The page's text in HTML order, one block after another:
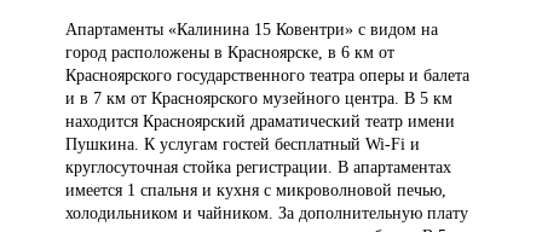
Апартаменты «Калинина 15 Ковентри» с видом на
город расположены в Красноярске, в 6 км от
Красноярского государственного театра оперы и балета
и в 7 км от Красноярского музейного центра. В 5 км
находится Красноярский драматический театр имени
Пушкина. К услугам гостей бесплатный Wi-Fi и
круглосуточная стойка регистрации. В апартаментах
имеется 1 спальня и кухня с микроволновой печью,
холодильником и чайником. За дополнительную плату